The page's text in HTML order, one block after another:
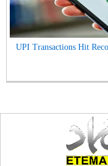
UPI Transactions Hit